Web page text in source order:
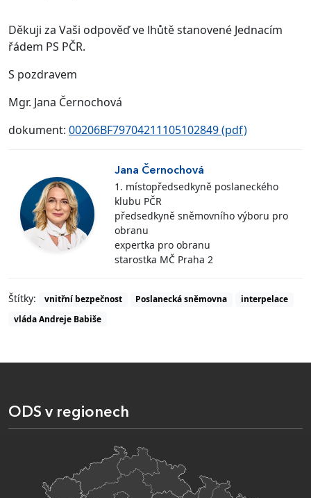
Děkuji za Vaši odpověď ve lhůtě stanovené Jednacím
řádem PS PČR.
S pozdravem
Mgr. Jana Černochová
dokument: 00206BF79704211105102849 (pdf)
Jana Černochová
1. místopředsedkyně poslaneckého
klubu PČR
předsedkyně sněmovního výboru pro
obranu
expertka pro obranu
starostka MČ Praha 2
Štítky: vnitřní bezpečnost Poslanecká sněmovna
interpelace
vláda Andreje Babiše
ODS v regionech